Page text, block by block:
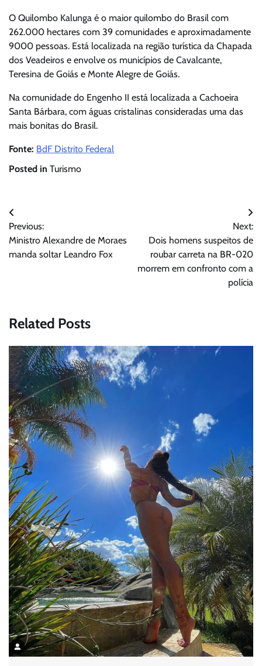
O Quilombo Kalunga é o maior quilombo do Brasil com
262.000 hectares com 39 comunidades e aproximadamente
9000 pessoas. Está localizada na região turística da Chapada
dos Veadeiros e envolve os municípios de Cavalcante,
Teresina de Goiás e Monte Alegre de Goiás.
Na comunidade do Engenho II está localizada a Cachoeira
Santa Bárbara, com águas cristalinas consideradas uma das
mais bonitas do Brasil.
Fonte: BdF Distrito Federal
Posted in Turismo
Navegação
de
Post
Previous:
Ministro Alexandre de Moraes
manda soltar Leandro Fox
Next:
Dois homens suspeitos de
roubar carreta na BR-020
morrem em confronto com a
polícia
Related Posts